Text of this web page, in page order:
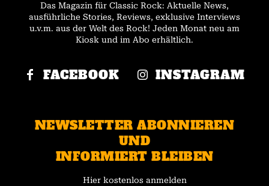
Das Magazin für Classic Rock: Aktuelle News,
ausführliche Stories, Reviews, exklusive Interviews
u.v.m. aus der Welt des Rock! Jeden Monat neu am
Kiosk und im Abo erhältlich.
FACEBOOK INSTAGRAM
NEWSLETTER ABONNIEREN
UND
INFORMIERT BLEIBEN
Hier kostenlos anmelden